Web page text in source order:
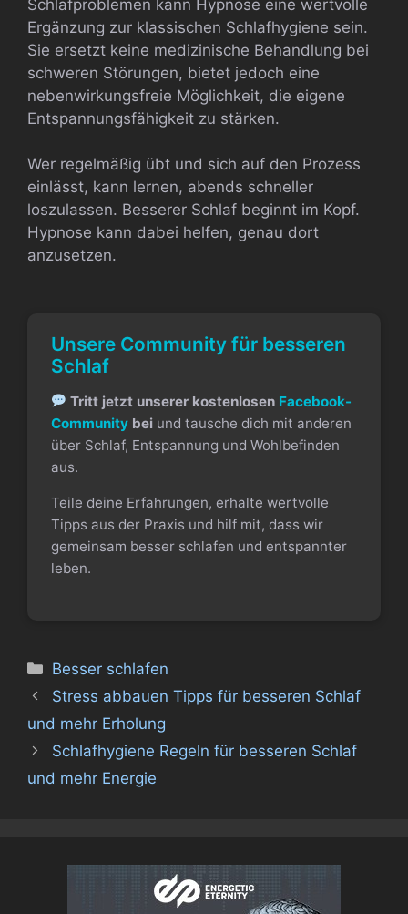
Schlafproblemen kann Hypnose eine wertvolle
Ergänzung zur klassischen Schlafhygiene sein.
Sie ersetzt keine medizinische Behandlung bei
schweren Störungen, bietet jedoch eine
nebenwirkungsfreie Möglichkeit, die eigene
Entspannungsfähigkeit zu stärken.
Wer regelmäßig übt und sich auf den Prozess
einlässt, kann lernen, abends schneller
loszulassen. Besserer Schlaf beginnt im Kopf.
Hypnose kann dabei helfen, genau dort
anzusetzen.
Unsere Community für besseren
Schlaf
Tritt jetzt unserer kostenlosen Facebook-
Communitybeiund tausche dich mit anderen
über Schlaf, Entspannung und Wohlbefinden
aus.
Teile deine Erfahrungen, erhalte wertvolle
Tipps aus der Praxis und hilf mit, dass wir
gemeinsam besser schlafen und entspannter
leben.
Kategorien
Besser schlafen
Stress abbauen Tipps für besseren Schlaf
und mehr Erholung
Schlafhygiene Regeln für besseren Schlaf
und mehr Energie